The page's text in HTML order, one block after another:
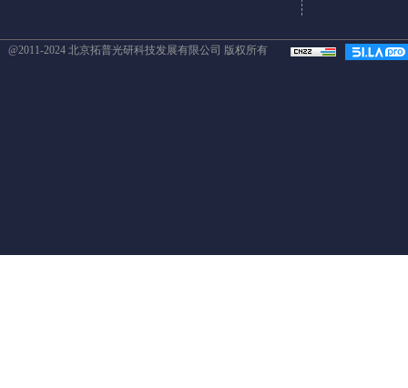
@2011-2024 北京拓普光研科技发展有限公司 版权所有